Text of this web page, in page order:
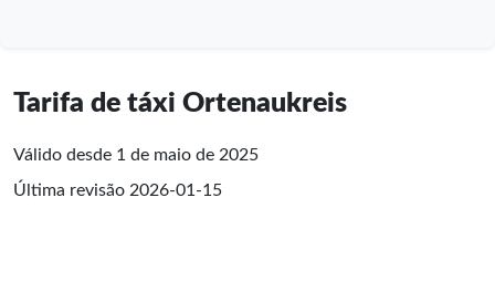
Tarifa de táxi Ortenaukreis
Válido desde 1 de maio de 2025
Última revisão 2026-01-15